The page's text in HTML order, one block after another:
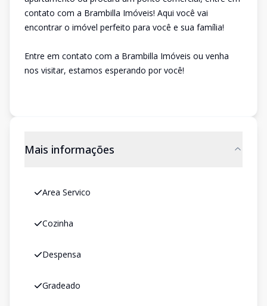
contato com a Brambilla Imóveis! Aqui você vai
encontrar o imóvel perfeito para você e sua família!
Entre em contato com a Brambilla Imóveis ou venha
nos visitar, estamos esperando por você!
Mais informações
Area Servico
Cozinha
Despensa
Gradeado